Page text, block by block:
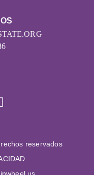
reservados